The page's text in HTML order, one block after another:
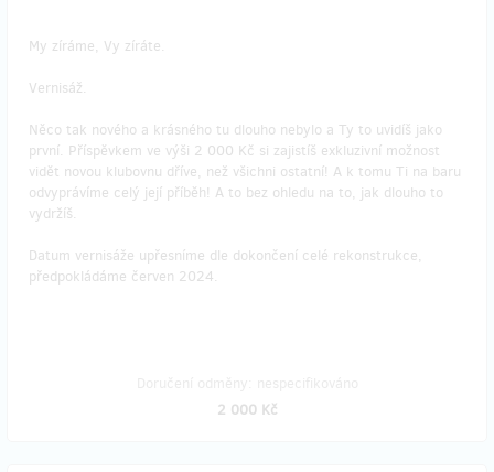
My zíráme, Vy zíráte.
Vernisáž.
Něco tak nového a krásného tu dlouho nebylo a Ty to uvidíš jako
první. Příspěvkem ve výši 2 000 Kč si zajistíš exkluzivní možnost
vidět novou klubovnu dříve, než všichni ostatní! A k tomu Ti na baru
odvyprávíme celý její příběh! A to bez ohledu na to, jak dlouho to
vydržíš.
Datum vernisáže upřesníme dle dokončení celé rekonstrukce,
předpokládáme červen 2024.
2 000 Kč